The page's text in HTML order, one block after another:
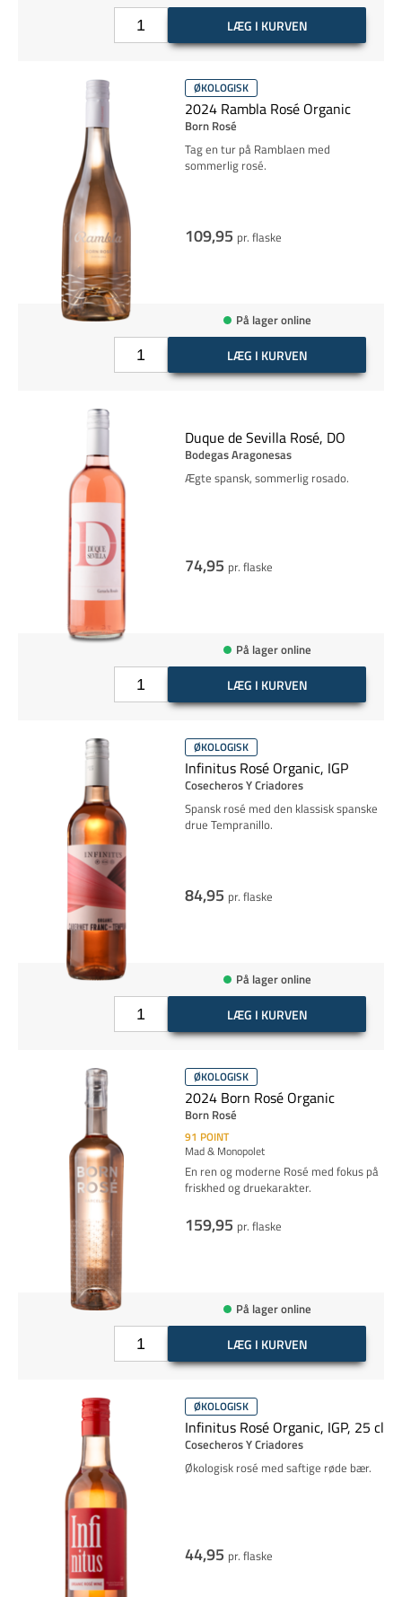
LÆG I KURVEN
ØKOLOGISK
2024 Rambla Rosé Organic
Born Rosé
Tag en tur på Ramblaen med
sommerlig rosé.
109,95 pr. flaske
På lager online
LÆG I KURVEN
Duque de Sevilla Rosé, DO
Bodegas Aragonesas
Ægte spansk, sommerlig rosado.
74,95 pr. flaske
På lager online
LÆG I KURVEN
ØKOLOGISK
Infinitus Rosé Organic, IGP
Cosecheros Y Criadores
Spansk rosé med den klassisk spanske
drue Tempranillo.
84,95 pr. flaske
På lager online
LÆG I KURVEN
ØKOLOGISK
2024 Born Rosé Organic
Born Rosé
91 POINT
Mad & Monopolet
En ren og moderne Rosé med fokus på
friskhed og druekarakter.
159,95 pr. flaske
På lager online
LÆG I KURVEN
ØKOLOGISK
Infinitus Rosé Organic, IGP, 25 cl
Cosecheros Y Criadores
Økologisk rosé med saftige røde bær.
44,95 pr. flaske